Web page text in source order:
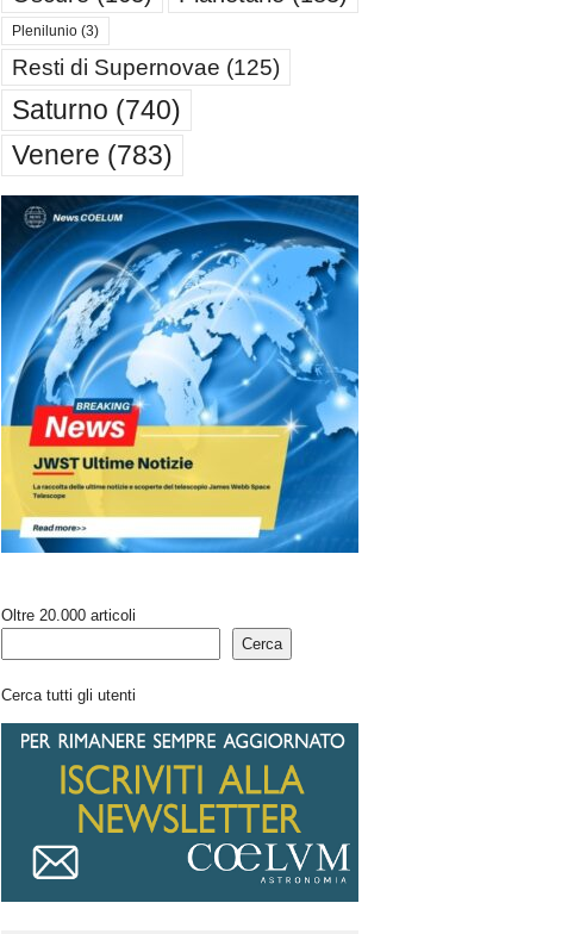
Plenilunio(3)
Resti di Supernovae (125)
Saturno (740)
Venere (783)
Oltre 20.000 articoli
Cerca
Cerca tutti gli utenti